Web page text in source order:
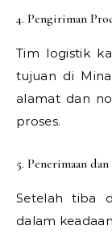
4. Pengiriman
Tim logistik
tujuan di
alamat dan
proses.
5. Penerimaan
Setelah tiba
dalam